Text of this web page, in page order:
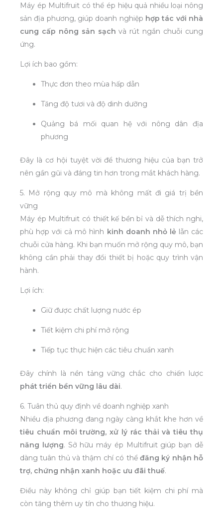
Máy ép Multifruit có thể ép hiệu quả nhiều loại nông
sản địa phương, giúp doanh nghiệp hợp tác với nhà
cung cấp nông sản sạch và rút ngắn chuỗi cung
ứng.
Lợi ích bao gồm:
Thực đơn theo mùa hấp dẫn
Tăng độ tươi và độ dinh dưỡng
Quảng bá mối quan hệ với nông dân địa
phương
Đây là cơ hội tuyệt vời để thương hiệu của bạn trở
nên gần gũi và đáng tin hơn trong mắt khách hàng.
5. Mở rộng quy mô mà không mất đi giá trị bền
vững
Máy ép Multifruit có thiết kế bền bỉ và dễ thích nghi,
phù hợp với cả mô hình kinh doanh nhỏ lẻ lẫn các
chuỗi cửa hàng. Khi bạn muốn mở rộng quy mô, bạn
không cần phải thay đổi thiết bị hoặc quy trình vận
hành.
Lợi ích:
Giữ được chất lượng nước ép
Tiết kiệm chi phí mở rộng
Tiếp tục thực hiện các tiêu chuẩn xanh
Đây chính là nền tảng vững chắc cho chiến lược
phát triển bền vững lâu dài.
6. Tuân thủ quy định về doanh nghiệp xanh
Nhiều địa phương đang ngày càng khắt khe hơn về
tiêu chuẩn môi trường, xử lý rác thải và tiêu thụ
năng lượng. Sở hữu máy ép Multifruit giúp bạn dễ
dàng tuân thủ và thậm chí có thể đăng ký nhận hỗ
trợ, chứng nhận xanh hoặc ưu đãi thuế.
Điều này không chỉ giúp bạn tiết kiệm chi phí mà
còn tăng thêm uy tín cho thương hiệu.